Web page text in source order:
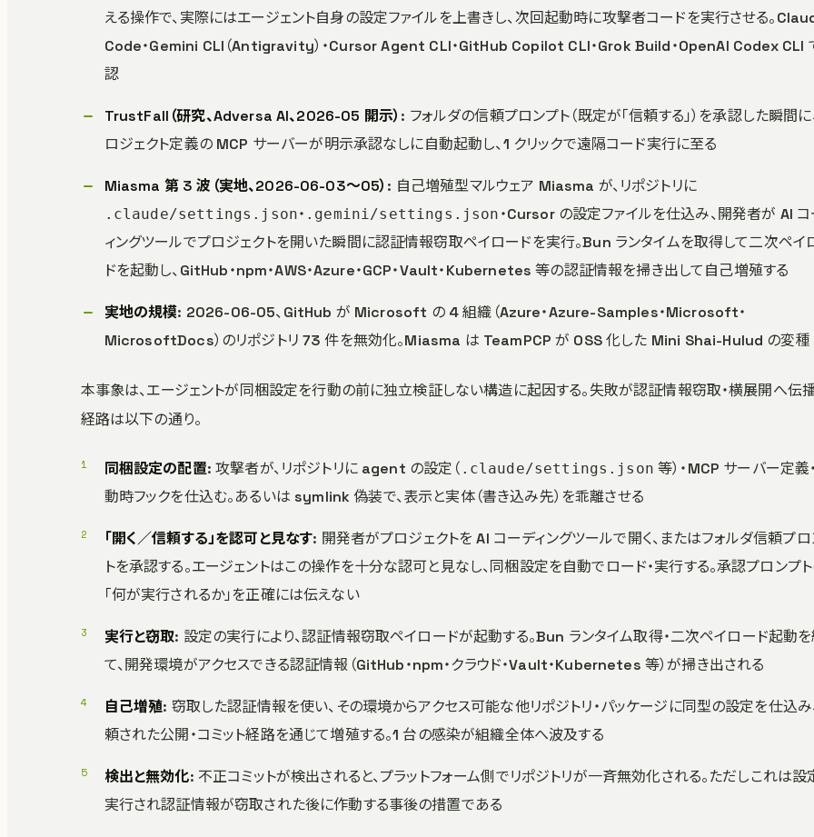
える操作で、実際にはエージェント自身の設定ファイルを上書きし、次回起動時に攻撃者コードを実行させる。
Code・Gemini CLI（Antigravity）・Cursor Agent CLI・GitHub Copilot CLI・Grok Build・OpenAI Codex CLI
認
TrustFall（研究、Adversa AI、2026-05 開示） : フォルダの信頼プロンプト（既定が「信頼する」）を承認した瞬間に
ロジェクト定義の MCP サーバーが明示承認なしに自動起動し、1 クリックで遠隔コード実行に至る
Miasma 第 3 波（実地、2026-06-03〜05） : 自己増殖型マルウェア Miasma が、リポジトリに
.claude/settings.json・ .gemini/settings.json ・Cursor の設定ファイルを仕込み、開発者が AI
ィングツールでプロジェクトを開いた瞬間に認証情報窃取ペイロードを実行。Bun ランタイムを取得して二次ペイ
ドを起動し、GitHub・npm・AWS・Azure・GCP・Vault・Kubernetes 等の認証情報を掃き出して自己増殖する
実地の規模: 2026-06-05、GitHub が Microsoft の 4 組織（Azure・Azure-Samples・Microsoft・
MicrosoftDocs）のリポジトリ 73 件を無効化。Miasma は TeamPCP が OSS 化した Mini Shai-Hulud の変種
本事象は、エージェントが同梱設定を行動の前に独立検証しない構造に起因する。失敗が認証情報窃取・横展開へ伝
経路は以下の通り。
同梱設定の配置: 攻撃者が、リポジトリに agent の設定（ .claude/settings.json 等）・MCP サーバー定義
動時フックを仕込む。あるいは symlink 偽装で、表示と実体（書き込み先）を乖離させる
「開く／信頼する」を認可と見なす: 開発者がプロジェクトを AI コーディングツールで開く、またはフォルダ信頼プ
トを承認する。エージェントはこの操作を十分な認可と見なし、同梱設定を自動でロード・実行する。承認プロンプ
「何が実行されるか」を正確には伝えない
実行と窃取: 設定の実行により、認証情報窃取ペイロードが起動する。Bun ランタイム取得・二次ペイロード起動
て、開発環境がアクセスできる認証情報（GitHub・npm・クラウド・Vault・Kubernetes 等）が掃き出される
自己増殖: 窃取した認証情報を使い、その環境からアクセス可能な他リポジトリ・パッケージに同型の設定を仕込み
頼された公開・コミット経路を通じて増殖する。1 台の感染が組織全体へ波及する
検出と無効化: 不正コミットが検出されると、プラットフォーム側でリポジトリが一斉無効化される。ただしこれは設
実行され認証情報が窃取された後に作動する事後の措置である